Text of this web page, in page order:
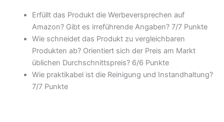
Erfüllt das Produkt die Werbeversprechen auf
Amazon? Gibt es irreführende Angaben? 7/7 Punkte
Wie schneidet das Produkt zu vergleichbaren
Produkten ab? Orientiert sich der Preis am Markt
üblichen Durchschnittspreis? 6/6 Punkte
Wie praktikabel ist die Reinigung und Instandhaltung?
7/7 Punkte